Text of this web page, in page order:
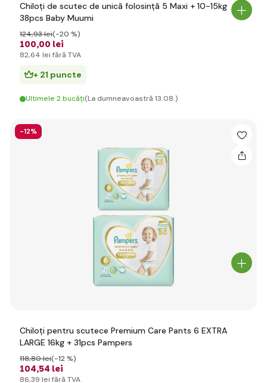
Chiloți de scutec de unică folosință 5 Maxi + 10-15kg
38pcs Baby Muumi
100,00 lei
124,93 lei(-20 %)
82,64 lei fără TVA
+ 21 puncte
Ultimele 2 bucăți(La dumneavoastră 13.08.)
-12%
Chiloți pentru scutece Premium Care Pants 6 EXTRA
LARGE 16kg + 31pcs Pampers
104,54 lei
118,80 lei(-12 %)
86,39 lei fără TVA